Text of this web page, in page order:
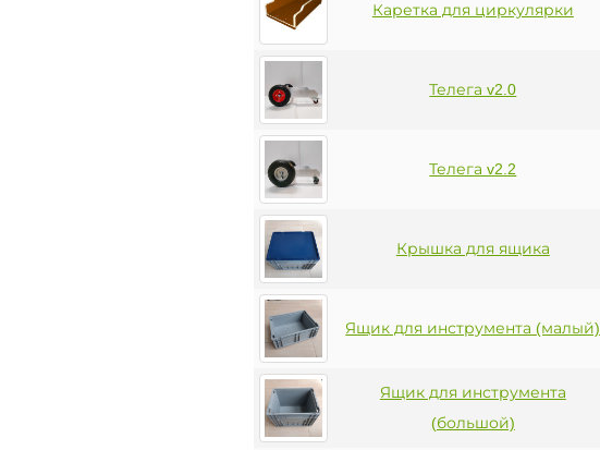
Каретка для циркулярки
Телега v2.0
Телега v2.2
Крышка для ящика
Ящик для инструмента (малый)
Ящик для инструмента
(большой)